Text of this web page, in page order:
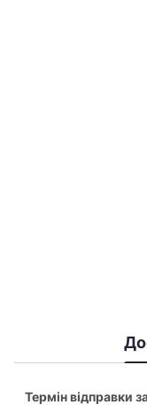
Термін відправки